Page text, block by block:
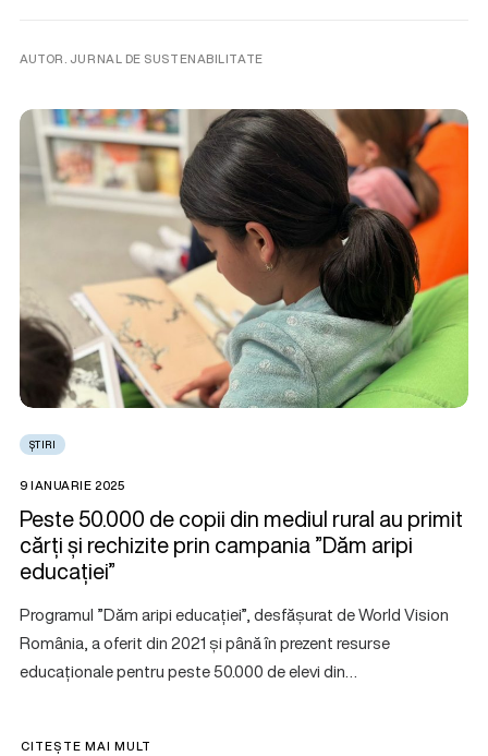
AUTOR. JURNAL DE SUSTENABILITATE
ȘTIRI
9 IANUARIE 2025
Peste 50.000 de copii din mediul rural au primit
cărți și rechizite prin campania ”Dăm aripi
educației”
Programul ”Dăm aripi educației”, desfășurat de World Vision
România, a oferit din 2021 și până în prezent resurse
educaționale pentru peste 50.000 de elevi din…
CITEȘTE MAI MULT